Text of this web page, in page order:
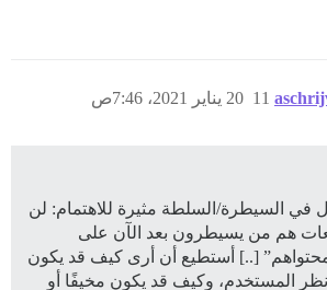
20 يناير 2021، 7:46ص 11
في السيطرة/السلطة مثيرة للاهتمام: لن
هم من يسيطرون بعد الآن على
[..] أستطيع أن أرى كيف قد يكون
المستخدم، وكيف قد يكون مخيفًا أو